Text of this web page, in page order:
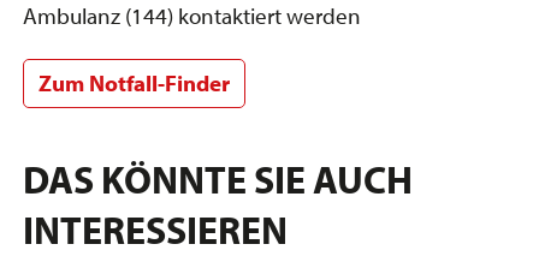
Ambulanz (144) kontaktiert werden
Zum Notfall-Finder
DAS KÖNNTE SIE AUCH
INTERESSIEREN